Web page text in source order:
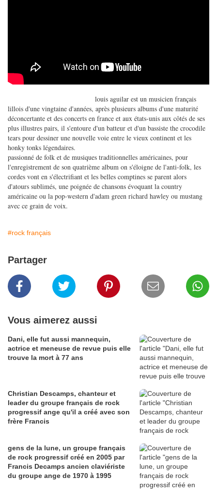
louis aguilar est un musicien français
lillois d'une vingtaine d'années, après plusieurs albums d'une maturité
déconcertante et des concerts en france et aux états-unis aux côtés de ses
plus illustres pairs, il s'entoure d'un batteur et d'un bassiste the crocodile
tears pour dessiner une nouvelle voie entre le vieux continent et les
honky tonks légendaires.
passionné de folk et de musiques traditionnelles américaines, pour
l'enregistrement de son quatrième album on s'éloigne de l'anti-folk, les
cordes vont en s'électrifiant et les belles comptines se parent alors
d'atours sublimés, une poignée de chansons évoquant la country
américaine ou la pop-western d'adam green richard hawley ou mustang
avec ce grain de voix.
#rock français
Partager
Vous aimerez aussi
Dani, elle fut aussi mannequin,
actrice et meneuse de revue puis elle
trouve la mort à 77 ans
Christian Descamps, chanteur et
leader du groupe français de rock
progressif ange qu'il a créé avec son
frère Francis
gens de la lune, un groupe français
de rock progressif créé en 2005 par
Francis Decamps ancien claviériste
du groupe ange de 1970 à 1995